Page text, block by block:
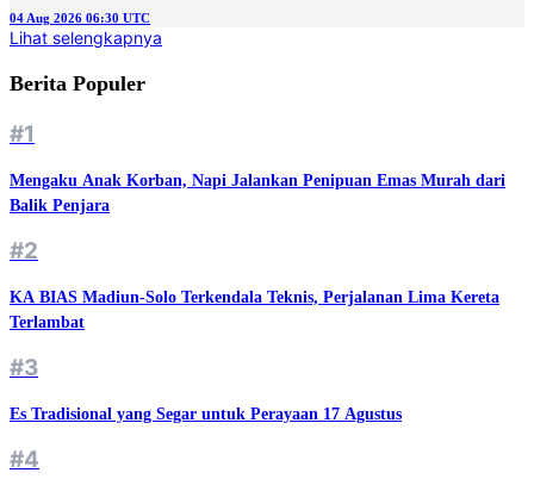
04 Aug 2026 06:30 UTC
Lihat selengkapnya
Berita Populer
#1
Mengaku Anak Korban, Napi Jalankan Penipuan Emas Murah dari
Balik Penjara
#2
KA BIAS Madiun-Solo Terkendala Teknis, Perjalanan Lima Kereta
Terlambat
#3
Es Tradisional yang Segar untuk Perayaan 17 Agustus
#4